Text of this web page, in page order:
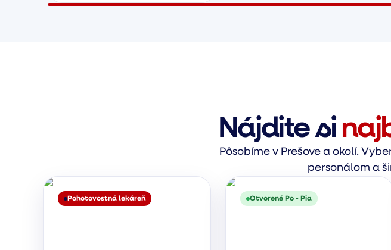
Nájdite si
Pôsobíme v Prešove a okolí.
personálom a
Pohotovostná lekáreň Otvorené Po - Pia